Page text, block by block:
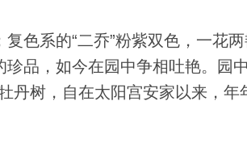
色系的“二乔”粉紫双色，一花
品，如今在园中争相吐艳。园
丹树，自在太阳宫安家以来，年